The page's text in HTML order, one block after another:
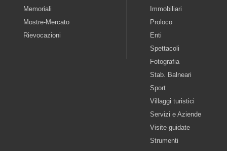
Memoriali
Mostre-Mercato
Rievocazioni
Immobiliari
Proloco
Enti
Spettacoli
Fotografia
Stab. Balneari
Sport
Villaggi turistici
Servizi e Aziende
Visite guidate
Strumenti